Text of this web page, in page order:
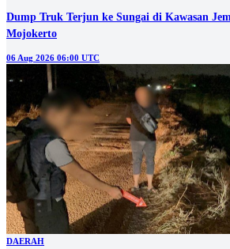
Dump Truk Terjun ke Sungai di Kawasan
Mojokerto
06 Aug 2026 06:00 UTC
DAERAH